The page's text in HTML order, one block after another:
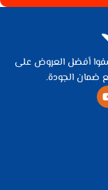
أفضل العروض على
ضمان الجودة.